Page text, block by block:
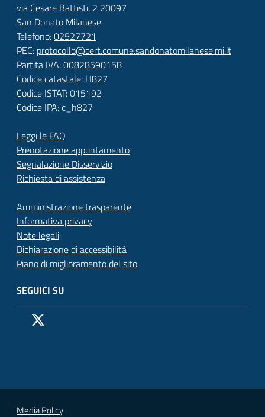
via Cesare Battisti, 2 20097
San Donato Milanese
Telefono:02527721
PEC: protocollo@cert.comune.sandonatomilanese.mi.it
Partita IVA: 00828590158
Codice catastale: H827
Codice ISTAT: 015192
Codice IPA: c_h827
Leggi le FAQ
Prenotazione appuntamento
Segnalazione Disservizio
Richiesta di assistenza
Amministrazione trasparente
Informativa privacy
Note legali
Dichiarazione di accessibilità
Piano di miglioramento del sito
SEGUICI SU
Pagina Facebook del Comune di San Donato Milanese
Vai alla pagina
Media Policy